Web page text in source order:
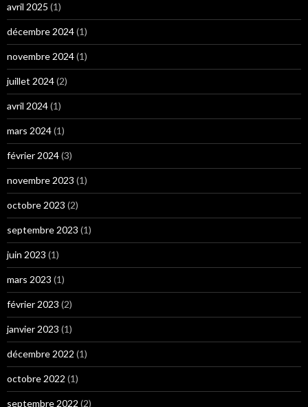
avril 2025 (1)
décembre 2024(1)
novembre 2024(1)
juillet 2024(2)
avril 2024(1)
mars 2024(1)
février 2024(3)
novembre 2023 (1)
octobre 2023 (2)
septembre 2023 (1)
juin 2023 (1)
mars 2023 (1)
février 2023 (2)
janvier 2023 (1)
décembre 2022 (1)
octobre 2022 (1)
septembre 2022 (2)